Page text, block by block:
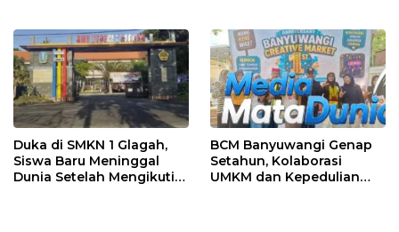
Duka di SMKN 1 Glagah,
Siswa Baru Meninggal
Dunia Setelah Mengikuti
BCM Banyuwangi Genap
Setahun, Kolaborasi
UMKM dan Kepedulian